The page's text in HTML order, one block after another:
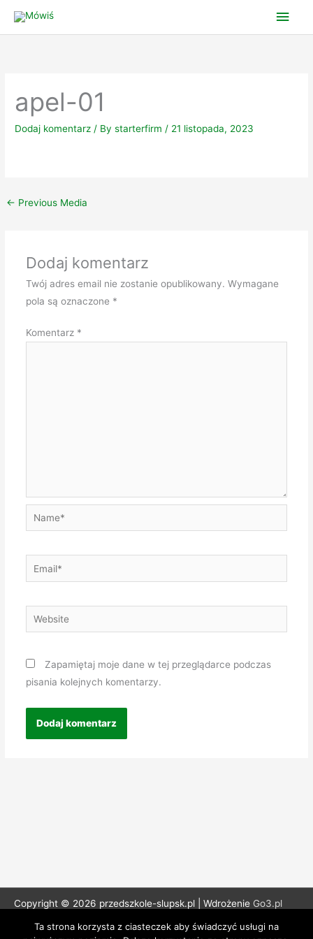
Main
apel-01
Dodaj komentarz / Bystarterfirm/ 21 listopada, 2023
← Previous Media
Dodaj komentarz
Twój adres email nie zostanie opublikowany. Wymagane
pola są oznaczone *
Komentarz *
Name*
Email*
Website
Zapamiętaj moje dane w tej przeglądarce podczas
pisania kolejnych komentarzy.
Copyright © 2026 przedszkole-slupsk.pl | Wdrożenie Go3.pl
Polityka Prywatności
Ta strona korzysta z ciasteczek aby świadczyć usługi na